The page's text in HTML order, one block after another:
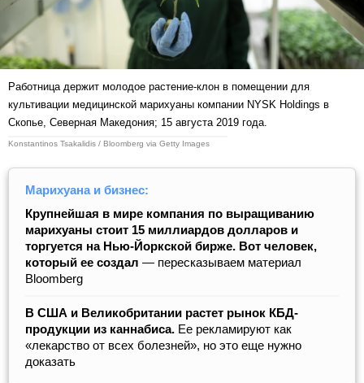
Работница держит молодое растение-клон в помещении для
культивации медицинской марихуаны компании NYSK Holdings в
Скопье, Северная Македония; 15 августа 2019 года.
Konstantinos Tsakalidis / Bloomberg via Getty Images
Марихуана и бизнес:
Крупнейшая в мире компания по выращиванию
марихуаны стоит 15 миллиардов долларов и
торгуется на Нью-Йоркской бирже. Вот человек,
который ее создал — пересказываем материал
Bloomberg
В США и Великобритании растет рынок КБД-
продукции из каннабиса. Ее рекламируют как
«лекарство от всех болезней», но это еще нужно
доказать